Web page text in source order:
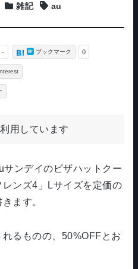
Categories
雑記
タグ
au
- 0
ブックマーク
用しています
ンデイのピザハットクー
ンズ4」Lサイズを定価の
ます。
るものの、50%OFFとお